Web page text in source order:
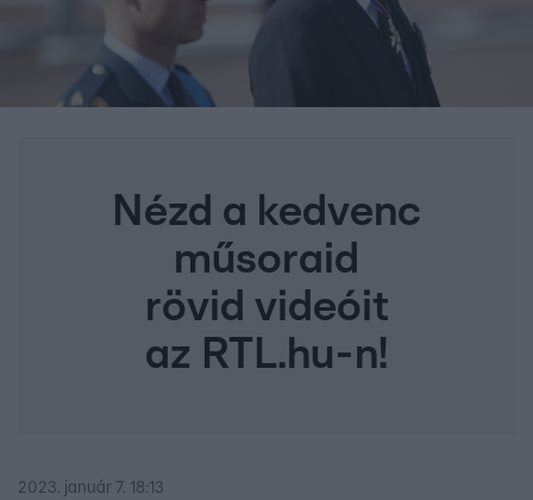
Nézd a kedvenc
műsoraid
rövid videóit
az RTL.hu-n!
2023. január 7. 18:13